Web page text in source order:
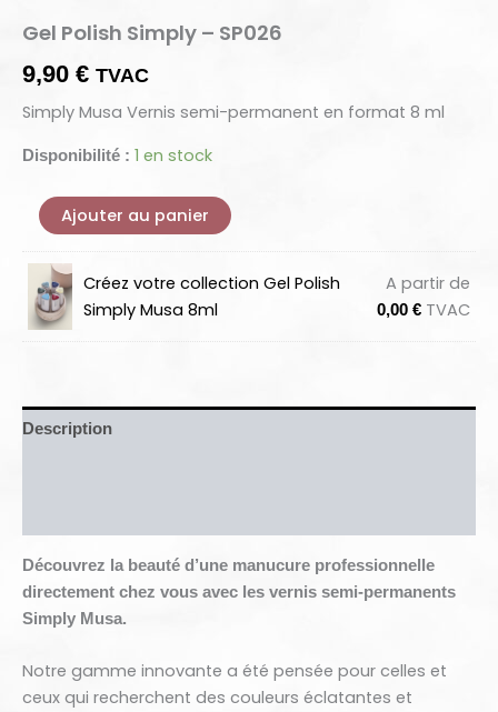
Gel Polish Simply – SP026
9,90 € TVAC
Simply Musa Vernis semi-permanent en format 8 ml
Disponibilité : 1 en stock
Ajouter au panier
Créez votre collection Gel Polish
Simply Musa 8ml
A partir de
0,00 € TVAC
Description
Découvrez la beauté d’une manucure professionnelle
directement chez vous avec les vernis semi-permanents
Simply Musa.
Notre gamme innovante a été pensée pour celles et
ceux qui recherchent des couleurs éclatantes et